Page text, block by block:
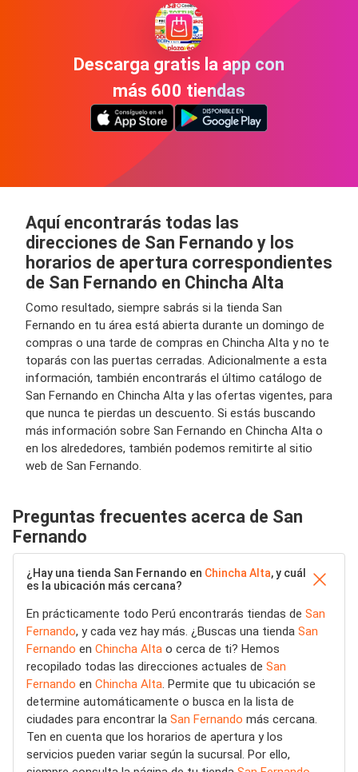
Descarga gratis la app con
más 600 tiendas
Aquí encontrarás todas las
direcciones de San Fernando y los
horarios de apertura correspondientes
de San Fernando en Chincha Alta
Como resultado, siempre sabrás si la tienda San
Fernando en tu área está abierta durante un domingo de
compras o una tarde de compras en Chincha Alta y no te
toparás con las puertas cerradas. Adicionalmente a esta
información, también encontrarás el último catálogo de
San Fernando en Chincha Alta y las ofertas vigentes, para
que nunca te pierdas un descuento. Si estás buscando
más información sobre San Fernando en Chincha Alta o
en los alrededores, también podemos remitirte al sitio
web de San Fernando.
Preguntas frecuentes acerca de San
Fernando
¿Hay una tienda San Fernando en Chincha Alta, y cuál
es la ubicación más cercana?
En prácticamente todo Perú encontrarás tiendas de San
Fernando, y cada vez hay más. ¿Buscas una tienda San
Fernando en Chincha Alta o cerca de ti? Hemos
recopilado todas las direcciones actuales de San
Fernando en Chincha Alta. Permite que tu ubicación se
determine automáticamente o busca en la lista de
ciudades para encontrar la San Fernando más cercana.
Ten en cuenta que los horarios de apertura y los
servicios pueden variar según la sucursal. Por ello,